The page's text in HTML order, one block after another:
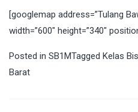
[googlemap address=”Tulang
width=”600″ height=”340″
Posted in SB1MTagged Kelas
Barat